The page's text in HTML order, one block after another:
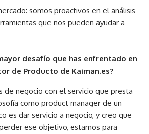
somos proactivos en el análisis
que nos pueden ayudar a
desafío que has enfrentado en
de Producto de Kaiman.es?
de negocio con el servicio que presta
como product manager de un
es dar servicio a negocio, y creo que
ese objetivo, estamos para